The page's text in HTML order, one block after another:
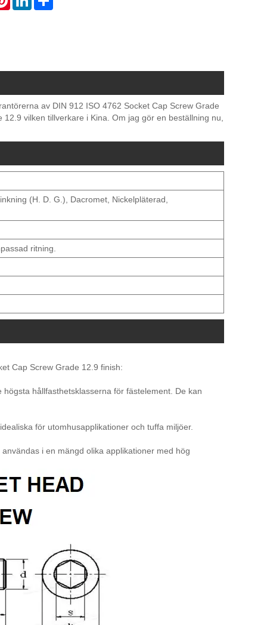
av DIN 912 ISO 4762 Socket Cap Screw Grade
vilken tillverkare i Kina. Om jag gör en beställning nu,
(H. D. G.), Dacromet, Nickelpläterad,
ritning.
Cap Screw Grade 12.9 finish:
hållfasthetsklasserna för fästelement. De kan
för utomhusapplikationer och tuffa miljöer.
i en mängd olika applikationer med hög